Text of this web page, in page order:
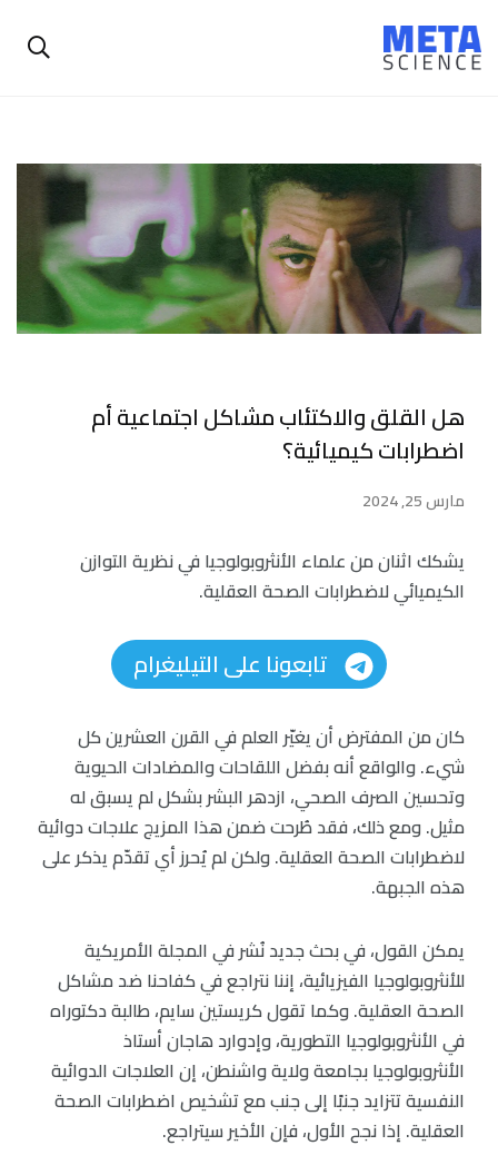
هل القلق والاكتئاب مشاكل اجتماعية أم
اضطرابات كيميائية؟
مارس 25, 2024
يشكك اثنان من علماء الأنثروبولوجيا في نظرية التوازن
الكيميائي لاضطرابات الصحة العقلية.
تابعونا على التيليغرام
كان من المفترض أن يغيّر العلم في القرن العشرين كل
شيء. والواقع أنه بفضل اللقاحات والمضادات الحيوية
وتحسين الصرف الصحي، ازدهر البشر بشكل لم يسبق له
مثيل. ومع ذلك، فقد طُرحت ضمن هذا المزيج علاجات دوائية
لاضطرابات الصحة العقلية. ولكن لم يُحرز أي تقدّم يذكر على
هذه الجبهة.
يمكن القول، في بحث جديد نُشر في المجلة الأمريكية
للأنثروبولوجيا الفيزيائية، إننا نتراجع في كفاحنا ضد مشاكل
الصحة العقلية. وكما تقول كريستين سايم، طالبة دكتوراه
في الأنثروبولوجيا التطورية، وإدوارد هاجان أستاذ
الأنثروبولوجيا بجامعة ولاية واشنطن، إن العلاجات الدوائية
النفسية تتزايد جنبًا إلى جنب مع تشخيص اضطرابات الصحة
العقلية. إذا نجح الأول، فإن الأخير سيتراجع.